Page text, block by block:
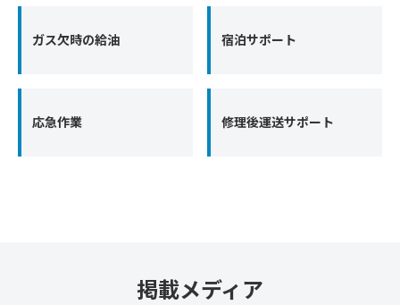
ガス欠時の給油 宿泊サポート
応急作業 修理後運送サポート
掲載メディア